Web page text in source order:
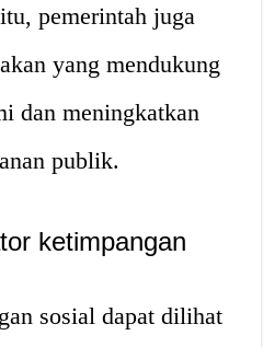
pemerintah juga
yang mendukung
dan meningkatkan
publik.
ketimpangan
sosial dapat dilihat